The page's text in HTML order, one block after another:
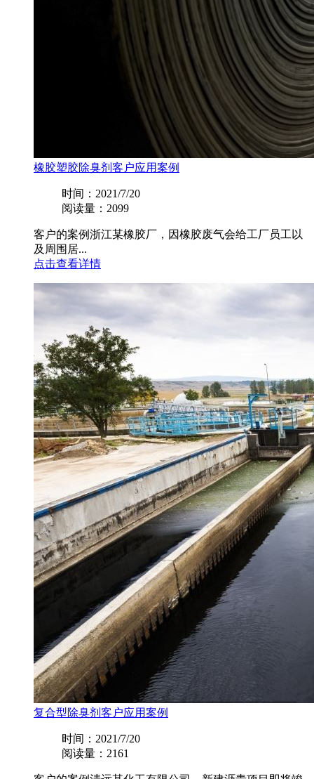
橡胶塑胶除臭剂客户应用案例
时间：2021/7/20
阅读量：2099
客户的案例浙江某橡胶厂，因橡胶废气会给工厂员工以
及周围居...
点击查看详情
复合型除臭剂客户应用案例
时间：2021/7/20
阅读量：2161